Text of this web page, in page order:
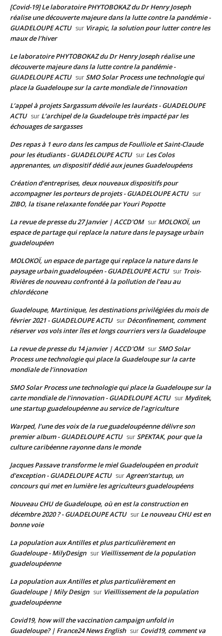
[Covid-19] Le laboratoire PHYTOBOKAZ du Dr Henry Joseph
réalise une découverte majeure dans la lutte contre la pandémie -
GUADELOUPE ACTU sur Virapic, la solution pour lutter contre les
maux de l’hiver
Le laboratoire PHYTOBOKAZ du Dr Henry Joseph réalise une
découverte majeure dans la lutte contre la pandémie -
GUADELOUPE ACTU surSMO Solar Process une technologie qui
place la Guadeloupe sur la carte mondiale de l’innovation
L’appel à projets Sargassum dévoile les lauréats - GUADELOUPE
ACTU sur L’archipel de la Guadeloupe très impacté par les
échouages de sargasses
Des repas à 1 euro dans les campus de Foulliole et Saint-Claude
pour les étudiants - GUADELOUPE ACTU sur Les Colos
apprenantes, un dispositif dédié aux jeunes Guadeloupéens
Création d’entreprises, deux nouveaux dispositifs pour
accompagner les porteurs de projets - GUADELOUPE ACTU sur
ZIBO, la tisane relaxante fondée par Youri Popotte
La revue de presse du 27 Janvier | ACCD'OM sur MOLOKOÏ, un
espace de partage qui replace la nature dans le paysage urbain
guadeloupéen
MOLOKOÏ, un espace de partage qui replace la nature dans le
paysage urbain guadeloupéen - GUADELOUPE ACTU sur Trois-
Rivières de nouveau confronté à la pollution de l’eau au
chlordécone
Guadeloupe, Martinique, les destinations privilégiées du mois de
février 2021 - GUADELOUPE ACTU sur Déconfinement, comment
réserver vos vols inter îles et longs courriers vers la Guadeloupe
La revue de presse du 14 janvier | ACCD'OM surSMO Solar
Process une technologie qui place la Guadeloupe sur la carte
mondiale de l’innovation
SMO Solar Process une technologie qui place la Guadeloupe sur la
carte mondiale de l’innovation - GUADELOUPE ACTU sur Myditek,
une startup guadeloupéenne au service de l’agriculture
Warped, l’une des voix de la rue guadeloupéenne délivre son
premier album - GUADELOUPE ACTU surSPEKTAK, pour que la
culture caribéenne rayonne dans le monde
Jacques Passave transforme le miel Guadeloupéen en produit
d'exception - GUADELOUPE ACTU surAgreen’startup, un
concours qui met en lumière les agriculteurs guadeloupéens
Nouveau CHU de Guadeloupe, où en est la construction en
décembre 2020 ? - GUADELOUPE ACTU sur Le nouveau CHU est en
bonne voie
La population aux Antilles et plus particulièrement en
Guadeloupe - MilyDesign sur Vieillissement de la population
guadeloupéenne
La population aux Antilles et plus particulièrement en
Guadeloupe | Mily Design sur Vieillissement de la population
guadeloupéenne
Covid19, how will the vaccination campaign unfold in
Guadeloupe? | France24 News English sur Covid19, comment va